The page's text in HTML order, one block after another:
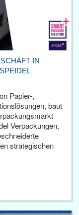
IN
Papier-,
baut
Verpackungen,
strategischen